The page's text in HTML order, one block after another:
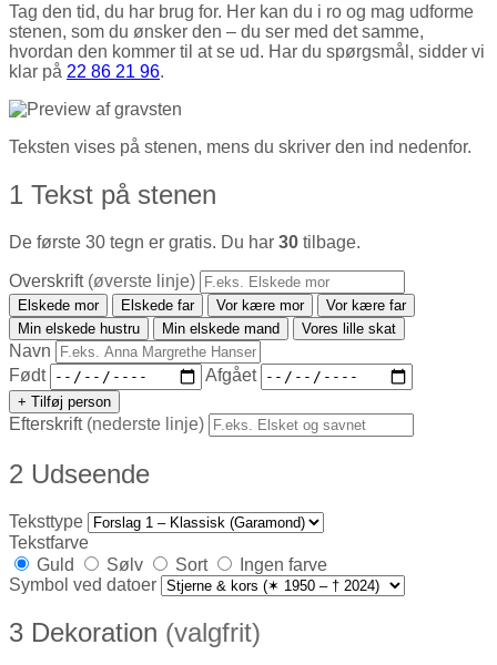
Tag den tid, du har brug for. Her kan du i ro og mag udforme
stenen, som du ønsker den – du ser med det samme,
hvordan den kommer til at se ud. Har du spørgsmål, sidder vi
klar på 22 86 21 96.
Teksten vises på stenen, mens du skriver den ind nedenfor.
1 Tekst på stenen
De første 30 tegn er gratis. Du har 30 tilbage.
Overskrift (øverste linje)
Elskede mor Elskede far Vor kære mor
Vor kære far
Min elskede hustru
Min elskede mand Vores lille skat
Navn
Født
Afgået
+ Tilføj person
Efterskrift (nederste linje)
2 Udseende
Teksttype
Tekstfarve
Guld
Sølv Sort
Ingen farve
Symbol ved datoer
3 Dekoration (valgfrit)